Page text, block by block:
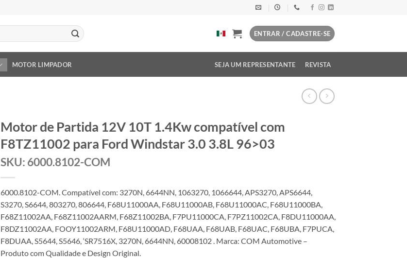
ENTRAR / CADASTRE-SE
MOTOR LIMPADOR SEJA UM REPRESENTANTE REVISTA
Motor de Partida 12V 10T 1.4Kw compatível com
F8TZ11002 para Ford Windstar 3.0 3.8L 96>03
SKU: 6000.8102-COM
6000.8102-COM. Compatível com: 3270N, 6644NN, 1063270, 1066644, APS3270, APS6644,
S3270, S6644, 803270, 806644, F68U11000AA, F68U11000AB, F68U11000AC, F68U11000BA,
F68Z11002AA, F68Z11002AARM, F68Z11002BA, F7PU11000CA, F7PZ11002CA, F8DU11000AA,
F8DZ11002AA, FOOY11002ARM, F68U11000AD, F68UAA, F68UAB, F68UAC, F68UBA, F7PUCA,
F8DUAA, S5644, S5646, ‘SR7516X, 3270N, 6644NN, 60008102 . Marca: COM Automotive –
Produto com Qualidade e Design Original.